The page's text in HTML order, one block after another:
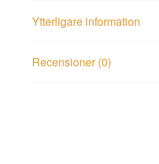
Ytterligare information
Recensioner (0)